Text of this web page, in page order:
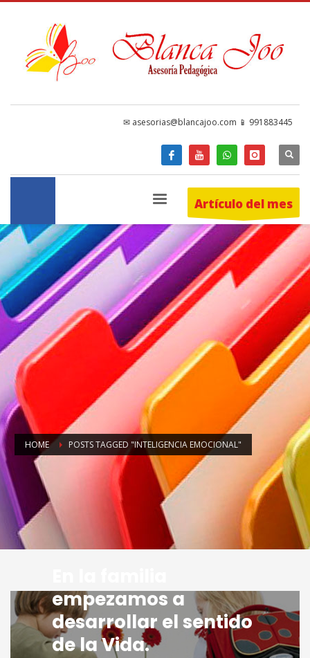
✉ asesorias@blancajoo.com 📱 991883445
Artículo del mes
HOME POSTS TAGGED "INTELIGENCIA EMOCIONAL"
empezamos a
desarrollar el sentido
de la Vida.